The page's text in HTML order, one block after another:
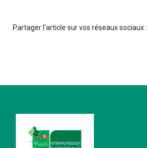
Partager l'article sur vos réseaux sociaux :